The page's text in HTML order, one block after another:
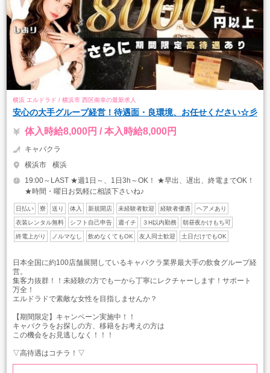
横浜 エルドラド / 横浜市 西区南幸の最新求人
安心の大手グループ経営！待遇面・良環境、お任せください☆彡
体入時給8,000円 / 本入時給8,000円
キャバクラ
横浜市
横浜
19:00～LAST ★週1日～、1日3h～OK！ ★早出、遅出、終電までOK！
★時間・曜日お気軽に相談下さいね♪
日払い 寮 送り 体入 新規開店 未経験者歓迎 経験者優遇 ヘアメあり
衣装レンタル無料 シフト自己申告 週イチ ３H以内勤務 朝昼夜かけもち可
終電上がり ノルマなし 飲めなくてもOK 友人同士歓迎 土日だけでもOK
日本全国に約100店舗展開しているキャバクラ業界最大手の飲食グループ経
営。
集客力抜群！！未経験の方でも一から丁寧にレクチャーします！サポート
万全！
エルドラドで素敵な女性を目指しませんか？
【期間限定】キャンペーン実施中！！
キャバクラをお探しの方、移籍をお考えの方は
この機会をお見逃しなく！！！
▽高待遇はコチラ！▽